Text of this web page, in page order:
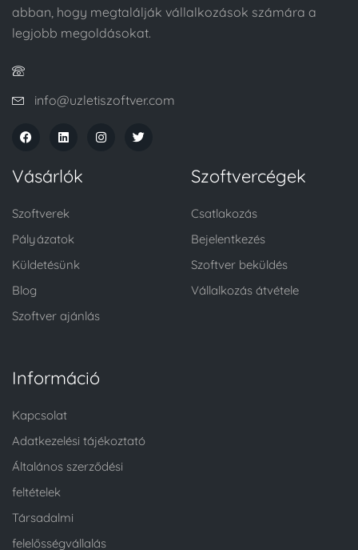
abban, hogy megtalálják vállalkozások számára a
legjobb megoldásokat.
info@uzletiszoftver.com
Vásárlók
Szoftverek
Pályázatok
Küldetésünk
Blog
Szoftver ajánlás
Szoftvercégek
Csatlakozás
Bejelentkezés
Szoftver beküldés
Vállalkozás átvétele
Információ
Kapcsolat
Adatkezelési tájékoztató
Általános szerződési
feltételek
Társadalmi
felelősségvállalás